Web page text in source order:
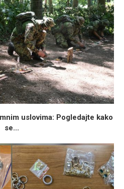
uslovima: Pogledajte kako
se...